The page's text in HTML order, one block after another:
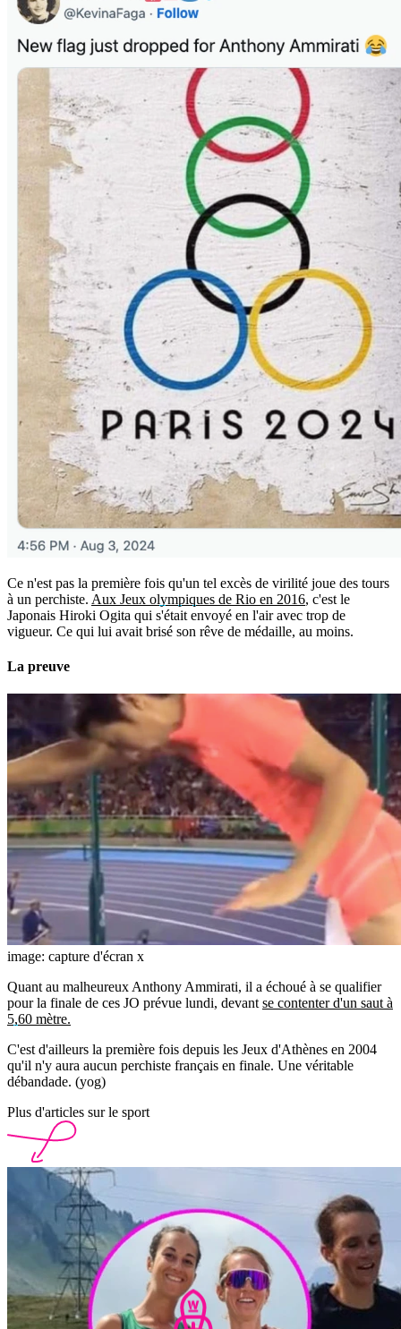
Ce n'est pas la première fois qu'un tel excès de virilité joue des tours
à un perchiste. Aux Jeux olympiques de Rio en 2016, c'est le
Japonais Hiroki Ogita qui s'était envoyé en l'air avec trop de
vigueur. Ce qui lui avait brisé son rêve de médaille, au moins.
La preuve
image: capture d'écran x
Quant au malheureux Anthony Ammirati, il a échoué à se qualifier
pour la finale de ces JO prévue lundi, devant se contenter d'un saut à
5,60 mètre.
C'est d'ailleurs la première fois depuis les Jeux d'Athènes en 2004
qu'il n'y aura aucun perchiste français en finale. Une véritable
débandade. (yog)
Plus d'articles sur le sport